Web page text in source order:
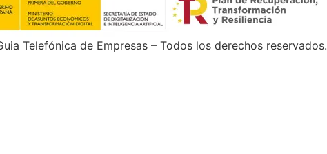
Telefónica de Empresas – Todos los derechos reservados.